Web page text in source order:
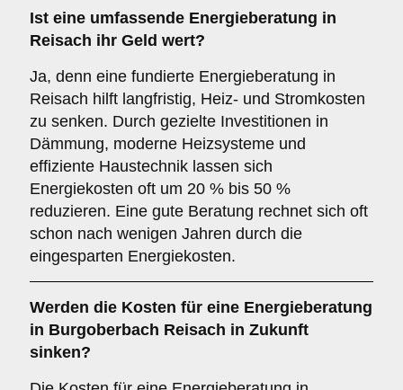
Ist eine umfassende Energieberatung in
Reisach ihr Geld wert?
Ja, denn eine fundierte Energieberatung in
Reisach hilft langfristig, Heiz- und Stromkosten
zu senken. Durch gezielte Investitionen in
Dämmung, moderne Heizsysteme und
effiziente Haustechnik lassen sich
Energiekosten oft um 20 % bis 50 %
reduzieren. Eine gute Beratung rechnet sich oft
schon nach wenigen Jahren durch die
eingesparten Energiekosten.
Werden die Kosten für eine Energieberatung
in Burgoberbach Reisach in Zukunft
sinken?